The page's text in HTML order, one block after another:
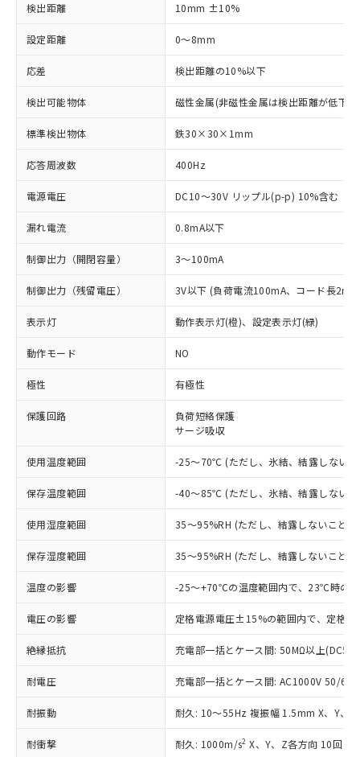
検出距離 10mm ±10%
設定距離 0～8mm
応差 検出距離の10%以下
検出可能物体 磁性金属(非磁性金属は検出距離が低下
標準検出物体 鉄30×30×1mm
応答周波数 400Hz
電源電圧 DC10～30V リップル(p-p) 10%含む
漏れ電流 0.8mA以下
制御出力（開閉容量） 3～100mA
制御出力（残留電圧） 3V以下 (負荷電流100mA、コード長2m
表示灯 動作表示灯(橙)、設定表示灯(緑)
動作モード NO
極性 有極性
保護回路
負荷短絡保護
サージ吸収
使用温度範囲 -25～70℃ (ただし、氷結、結露しない
保存温度範囲 -40～85℃ (ただし、氷結、結露しない
使用湿度範囲 35～95%RH (ただし、結露しないこと)
保存湿度範囲 35～95%RH (ただし、結露しないこと)
温度の影響 -25～+70℃の温度範囲内で、23℃時の
電圧の影響 定格電源電圧±15%の範囲内で、定格
絶縁抵抗 充電部一括とケース間: 50MΩ以上
耐電圧 充電部一括とケース間: AC1000V 50/
耐振動 耐久: 10～55Hz 複振幅 1.5mm X、Y、Z
耐衝撃 耐久: 1000m/s2 X、Y、Z各方向 10回
ご利用条件
以下の条件をお読みいただき、同意のうえ
ご利用ください。
本サービスは、当社制御機器事業取扱
商品の当社在庫状況および標準価格
(税抜)を提供させていただくもので
当社制御機器事業取扱商品の中には、
本サービスの対象外となる商品もある
ことをご了承ください。
在庫状況および標準価格照会結果は、
記載している更新日時点での社内デー
タに基づき作成されるものであり、閲
対応済み：EU RoHS指令（10物質）の
非含有に対応した製品が提供可能な商品で
す。
対応予定：EU RoHS指令（10物質）の非含
有に対応した製品に切り替える予定のある
対応予定なし：EU RoHS指令（10物質）の
非含有に非対応の商品で、対応品を出す予
調査・確認中：EU RoHS指令（10物質）の
非含有の対応状況を調査中または確認中の
商品です。
非該当品：ライセンス料など無形物で、有
害物質有無と関係のない商品です。
仕入先様の事情により、非含有部品として
いたものが、含有品と判明した場合などや
むを得ず変更することがあります。
鉛(Pb) 1000ppm以下、 水銀(Hg) 1000ppm以下、 カド
※1 中国RoHS○×表
「○」：最大均質材料含有率が中国RoHSの
基準値以下であることを示します。
「×」：最大均質材料含有率が中国RoHSの
基準値を超えていることを示します。
「－」：未確認です。当社販売部門へお問
*中国RoHS10物質の基準値 (GB/T26572)：
当社は、これら貴社製品のうち、外国
為替および外国貿易法に定める商品
（以下｢規制貨物等」という）を輸出
または国外への提供する場合は、日本